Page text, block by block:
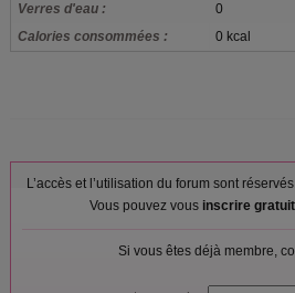
Verres d'eau :
0
Calories consommées :
0 kcal
L’accès et l’utilisation du forum sont
Vous pouvez vous inscrire
Si vous êtes déjà membre,